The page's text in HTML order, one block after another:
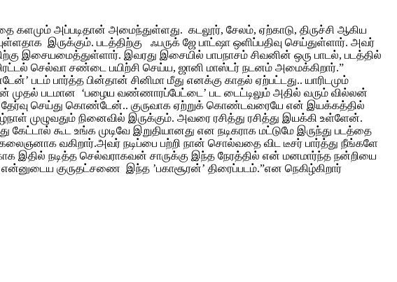
அப்படிதான் அமைந்துள்ளது. கடலூர், சேலம், ஏற்காடு, திருச்சி ஆகிய
இருக்கும். படத்திற்கு ஃபருக் ஜே பாட்ஷா ஒளிப்பதிவு செய்துள்ளார். அவர்
இசையமைத்துள்ளார். இவரது இசையில் பாபநாசம் சிவனின் ஒரு பாடல், படத்தில்
செல்வா சண்டை பயிற்சி செய்ய, ஜானி மாஸ்டர் நடனம் அமைக்கிறார்.”
படம் பார்த்த பின்தான் சினிமா மீது எனக்கு காதல் ஏற்பட்டது.. யாரிடமும்
படமான ‘பழைய வண்ணாரப்பேட்டை’ பட டைட்டிலும் அதில் வரும் வில்லன்
தேர்வு செய்து கொண்டேன்.. குருவாக ஏற்றுக் கொண்டவரையே என் இயக்கத்தில்
முழுவதும் நினைவில் இருக்கும். அவரை ரசித்து ரசித்து இயக்கி உள்ளேன்.
கூட உங்க முடிவே இறுதியானது என நடிகராக மட்டுமே இருந்து படத்தை
வகிறார்.அவர் நடிப்பை பற்றி நான் சொல்வதை விட டீசர் பார்த்து நீங்களே
நடித்த செல்வராகவன் சாருக்கு இந்த நேரத்தில் என் மனமார்ந்த நன்றியை
குருதட்சணை இந்த ’பகாசூரன்’ திரைப்படம்.”என நெகிழ்கிறார்